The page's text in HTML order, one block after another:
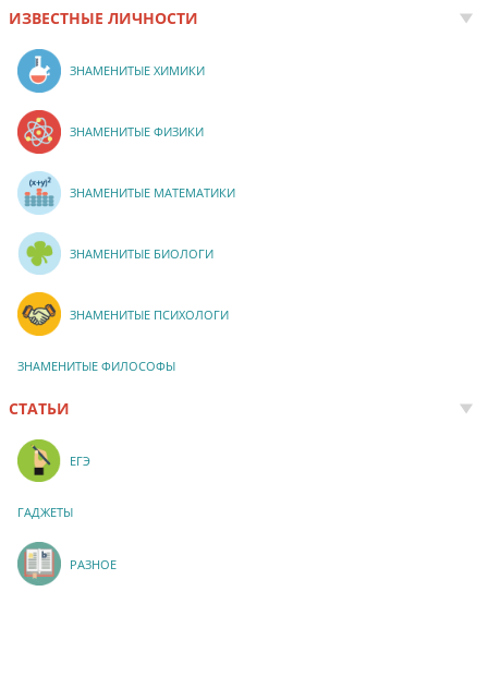
ИЗВЕСТНЫЕ ЛИЧНОСТИ
ЗНАМЕНИТЫЕ ХИМИКИ
ЗНАМЕНИТЫЕ ФИЗИКИ
ЗНАМЕНИТЫЕ МАТЕМАТИКИ
ЗНАМЕНИТЫЕ БИОЛОГИ
ЗНАМЕНИТЫЕ ПСИХОЛОГИ
ЗНАМЕНИТЫЕ ФИЛОСОФЫ
СТАТЬИ
ЕГЭ
ГАДЖЕТЫ
РАЗНОЕ